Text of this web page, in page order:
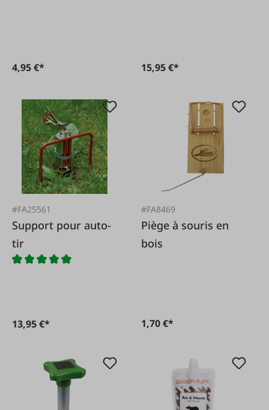
4,95 €* 15,95 €*
#FA25561
Support pour auto-
tir
13,95 €*
#FA8469
Piège à souris en
bois
1,70 €*